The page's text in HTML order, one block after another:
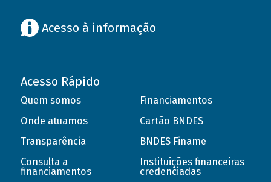
Acesso à informação
Acesso Rápido
Quem somos
Onde atuamos
Transparência
Consulta a
financiamentos
Financiamentos
Cartão BNDES
BNDES Finame
Instituições financeiras
credenciadas